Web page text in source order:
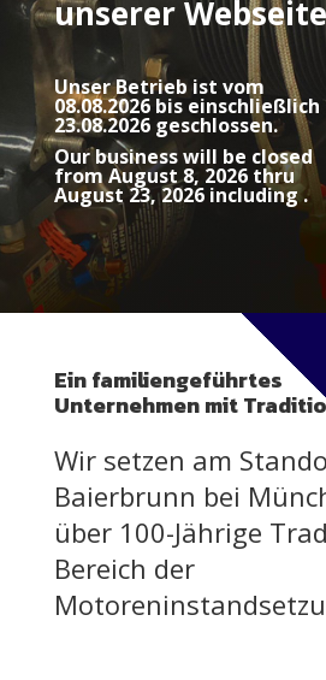
unserer Webseite
Unser Betrieb ist vom
08.08.2026 bis einschließlich
23.08.2026 geschlossen.
Our business will be closed
from August 8, 2026 thru
August 23, 2026including .
Ein familiengeführtes
Unternehmen mit
Wir setzen am
Baierbrunn bei
über 100-Jährige
Bereich der